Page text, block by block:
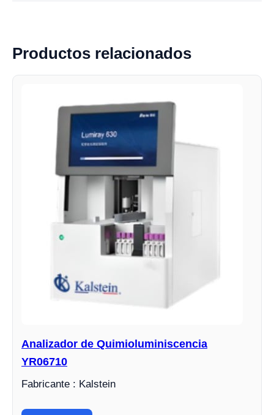
Productos relacionados
Analizador de Quimioluminiscencia
YR06710
Fabricante : Kalstein